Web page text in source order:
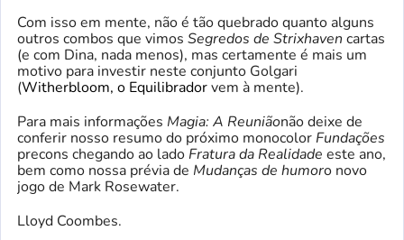
Com isso em mente, não é tão quebrado quanto alguns
outros combos que vimos Segredos de Strixhaven cartas
(e com Dina, nada menos), mas certamente é mais um
motivo para investir neste conjunto Golgari
(Witherbloom, o Equilibradorvem à mente).
Para mais informações Magia: A Reuniãonão deixe de
conferir nosso resumo do próximo monocolor Fundações
precons chegando ao lado Fratura da Realidade este ano,
bem como nossa prévia de Mudanças de humoro novo
jogo de Mark Rosewater.
Lloyd Coombes.